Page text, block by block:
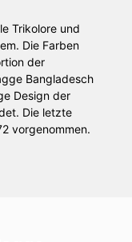
Trikolore und
Die Farben
der
Bangladesch
Design der
Die letzte
vorgenommen.